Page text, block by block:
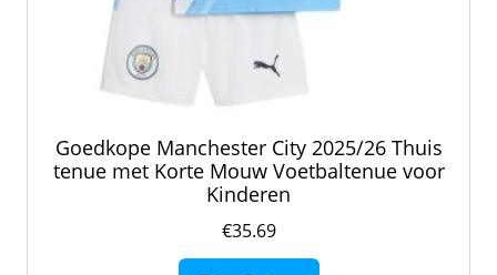
Goedkope Manchester City 2025/26 Thuis
tenue met Korte Mouw Voetbaltenue voor
Kinderen
€35.69
Dit